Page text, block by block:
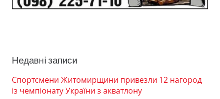
Недавні записи
Спортсмени Житомирщини привезли 12 нагород
із чемпіонату України з акватлону